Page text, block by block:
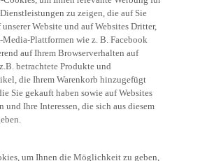
Dienstleistungen zu zeigen, die auf Sie
Website und auf Websites Dritter,
Plattformen wie z. B. Facebook
auf Ihrem Browserverhalten auf
betrachtete Produkte und
die Ihrem Warenkorb hinzugefügt
Sie gekauft haben sowie auf Websites
und Ihre Interessen, die sich aus diesem